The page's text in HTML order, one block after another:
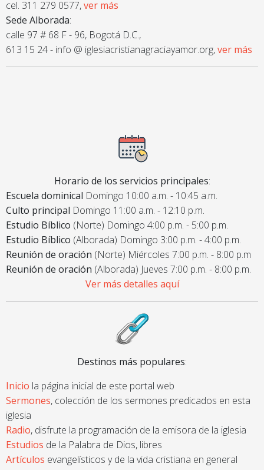
cel. 311 279 0577,ver más
Sede Alborada:
calle 97 # 68 F - 96, Bogotá D.C.,
613 15 24 - info @ iglesiacristianagraciayamor.org,ver más
Horario de los servicios principales:
Escuela dominical Domingo 10:00 a.m. - 10:45 a.m.
Culto principal Domingo 11:00 a.m. - 12:10 p.m.
Estudio Bíblico (Norte) Domingo 4:00 p.m. - 5:00 p.m.
Estudio Bíblico (Alborada) Domingo 3:00 p.m. - 4:00 p.m.
Reunión de oración (Norte) Miércoles 7:00 p.m. - 8:00 p.m
Reunión de oración (Alborada) Jueves 7:00 p.m. - 8:00 p.m.
Ver más detalles aquí
Destinos más populares:
Inicio la página inicial de este portal web
Sermones, colección de los sermones predicados en esta
iglesia
Radio, disfrute la programación de la emisora de la iglesia
Estudios de la Palabra de Dios, libres
Artículos evangelísticos y de la vida cristiana en general